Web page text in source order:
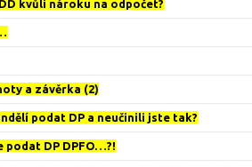
kvůli nároku na odpočet?
a závěrka (2)
podat DP a neučinili jste tak?
podat DP DPFO…?!